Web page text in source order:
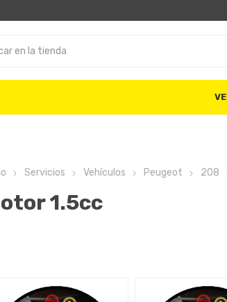
Servicios Vehículos Peugeot 208
1.5cc